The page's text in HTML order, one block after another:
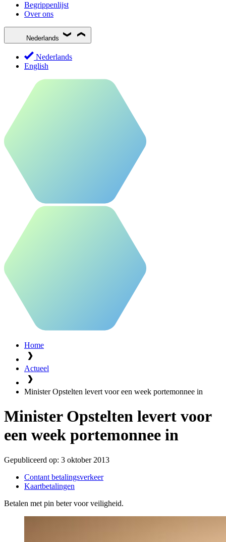
Begrippenlijst
Over ons
Nederlands
Nederlands
English
Home
Actueel
Minister Opstelten levert voor een week portemonnee in
Minister Opstelten levert voor
een week portemonnee in
Gepubliceerd op: 3 oktober 2013
Contant betalingsverkeer
Kaartbetalingen
Betalen met pin beter voor veiligheid.